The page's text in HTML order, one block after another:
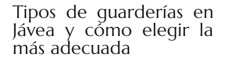
Tipos de guarderías en
Jávea y cómo elegir la
más adecuada